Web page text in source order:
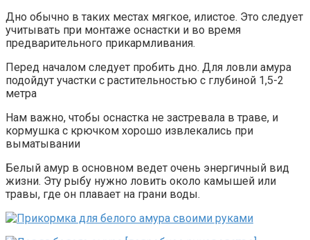
Дно обычно в таких местах мягкое, илистое. Это следует
учитывать при монтаже оснастки и во время
предварительного прикармливания.
Перед началом следует пробить дно. Для ловли амура
подойдут участки с растительностью с глубиной 1,5-2
метра
Нам важно, чтобы оснастка не застревала в траве, и
кормушка с крючком хорошо извлекались при
выматывании
Белый амур в основном ведет очень энергичный вид
жизни. Эту рыбу нужно ловить около камышей или
травы, где он плавает на грани воды.